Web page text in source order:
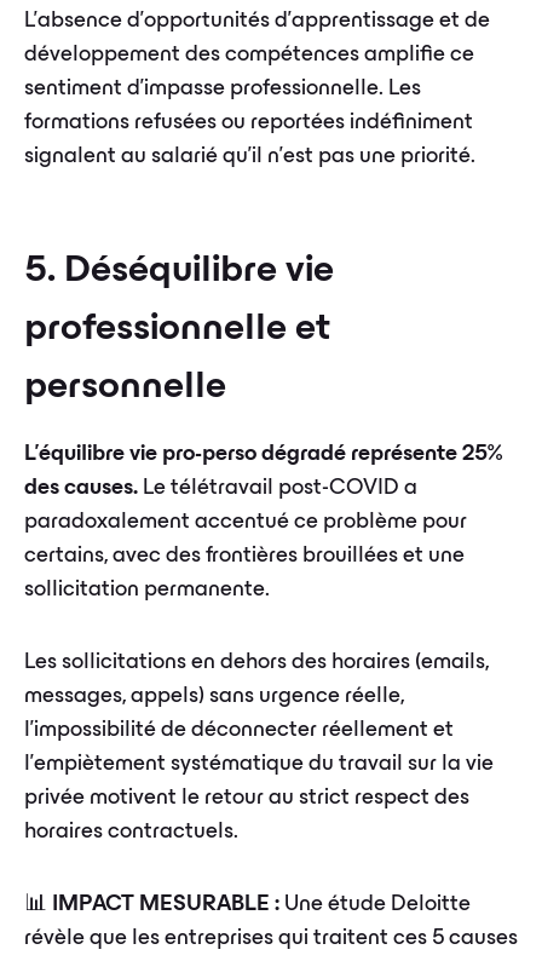
L'absence d'opportunités d'apprentissage et de
développement des compétences amplifie ce
sentiment d'impasse professionnelle. Les
formations refusées ou reportées indéfiniment
signalent au salarié qu'il n'est pas une priorité.
5. Déséquilibre vie
professionnelle et
personnelle
L'équilibre vie pro-perso dégradé représente 25%
des causes. Le télétravail post-COVID a
paradoxalement accentué ce problème pour
certains, avec des frontières brouillées et une
sollicitation permanente.
Les sollicitations en dehors des horaires (emails,
messages, appels) sans urgence réelle,
l'impossibilité de déconnecter réellement et
l'empiètement systématique du travail sur la vie
privée motivent le retour au strict respect des
horaires contractuels.
📊 IMPACT MESURABLE : Une étude Deloitte
révèle que les entreprises qui traitent ces 5 causes